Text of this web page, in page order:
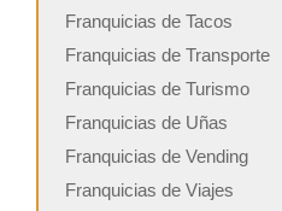
Franquicias de Tacos
Franquicias de Transporte
Franquicias de Turismo
Franquicias de Uñas
Franquicias de Vending
Franquicias de Viajes